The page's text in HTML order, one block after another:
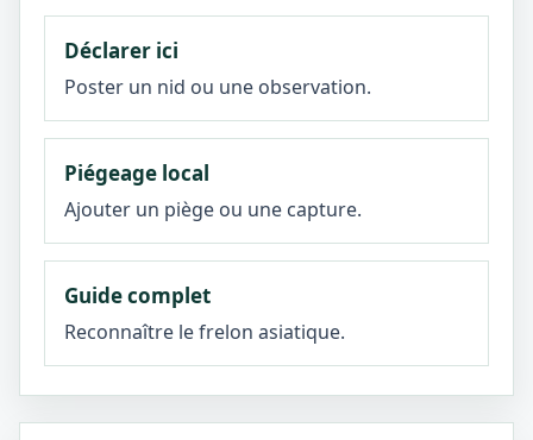
Déclarer ici
Poster un nid ou une observation.
Piégeage local
Ajouter un piège ou une capture.
Guide complet
Reconnaître le frelon asiatique.